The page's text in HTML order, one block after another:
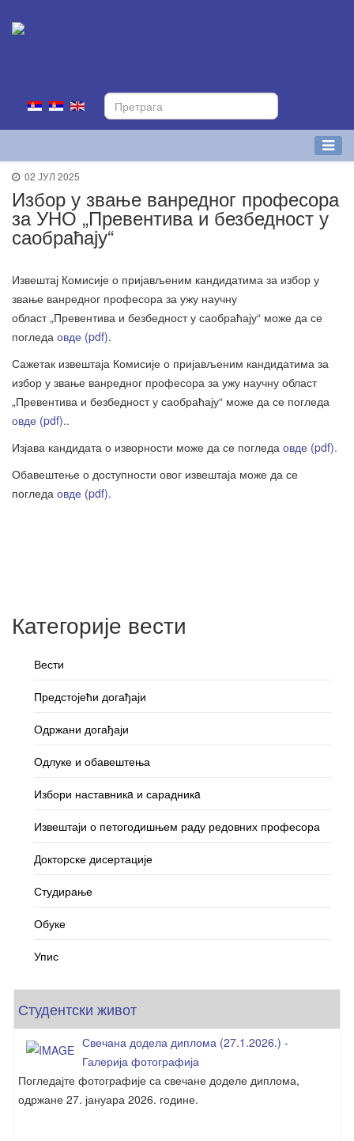
02 ЈУЛ 2025
Избор у звање ванредног професора
за УНО „Превентива и безбедност у
саобраћају“
Извештај Комисије о пријављеним кандидатима за избор у
звање ванредног професора за ужу научну
област „Превентива и безбедност у саобраћају“ може да се
погледа овде (pdf).
Сажетак извештаја Комисије о пријављеним кандидатима за
избор у звање ванредног професора за ужу научну област
„Превентива и безбедност у саобраћају“ може да се погледа
овде (pdf)..
Изјава кандидата о изворности може да се погледа овде (pdf).
Обавештење о доступности овог извештаја може да се
погледа овде (pdf).
Категорије вести
Вести
Предстојећи догађаји
Одржани догађаји
Одлуке и обавештења
Избори наставникa и сарадникa
Извештаји о петогодишњем раду редовних професора
Докторске дисертације
Студирање
Обуке
Упис
Студентски живот
Свечана додела диплома (27.1.2026.) -
Галерија фотографија
Погледајте фотографије са свечане доделе диплома,
одржане 27. јануара 2026. године.